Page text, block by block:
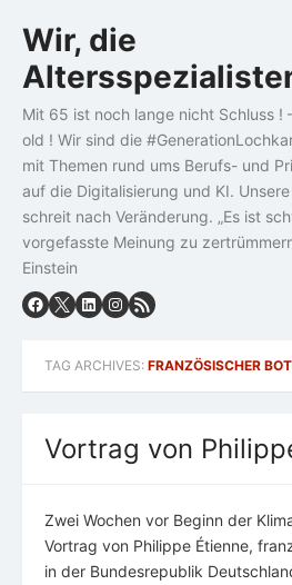
to
content
Wir, die
Mit 65 ist noch lange nicht Schluss !
old ! Wir sind die
mit Themen rund ums Berufs- und
auf die Digitalisierung und KI.
schreit nach Veränderung. „Es ist
vorgefasste Meinung zu
Einstein
TAG ARCHIVES: FRANZÖSISCHER
Vortrag von
Zwei Wochen vor Beginn der
Vortrag von Philippe Étienne,
in der Bundesrepublik